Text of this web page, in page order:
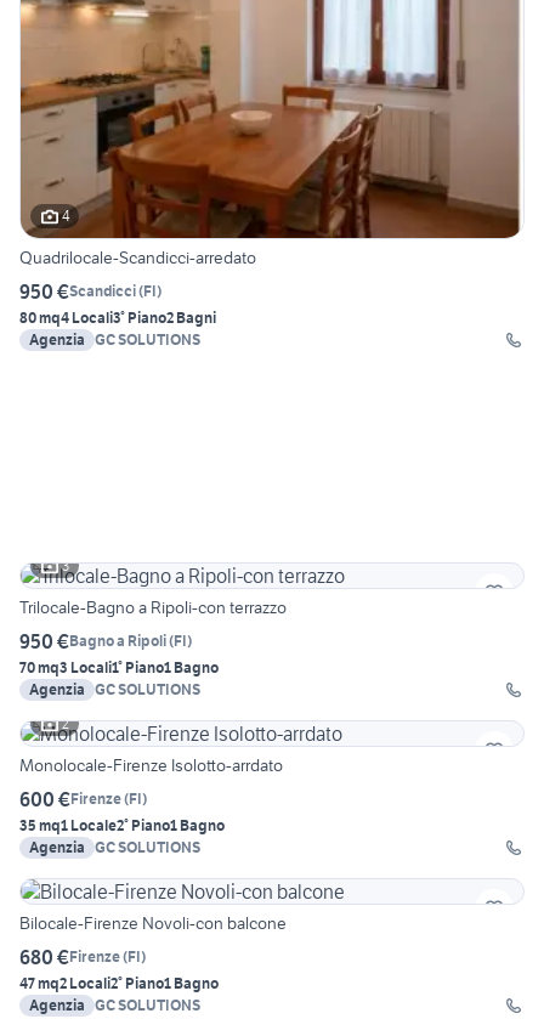
4
Quadrilocale-Scandicci-arredato
950 €Scandicci(FI)
80 mq4 Locali3° Piano2 Bagni
Agenzia GC SOLUTIONS
3
Trilocale-Bagno a Ripoli-con terrazzo
950 €Bagno a Ripoli(FI)
70 mq3 Locali1° Piano1 Bagno
Agenzia GC SOLUTIONS
2
Monolocale-Firenze Isolotto-arrdato
600 €Firenze(FI)
35 mq1 Locale2° Piano1 Bagno
Agenzia GC SOLUTIONS
Bilocale-Firenze Novoli-con balcone
680 €Firenze(FI)
47 mq2 Locali2° Piano1 Bagno
Agenzia GC SOLUTIONS